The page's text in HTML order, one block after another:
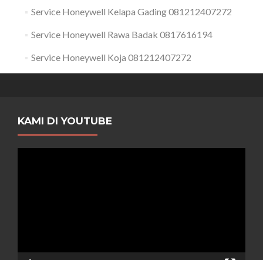
Service Honeywell Kelapa Gading 081212407272
Service Honeywell Rawa Badak 0817616194
Service Honeywell Koja 081212407272
KAMI DI YOUTUBE